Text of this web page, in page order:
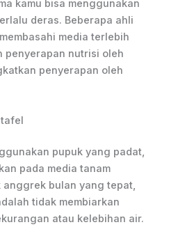
kamu bisa menggunakan
deras. Beberapa ahli
media terlebih
penyerapan nutrisi oleh
penyerapan oleh
pupuk yang padat,
pada media tanam
anggrek bulan yang tepat,
tidak membiarkan
atau kelebihan air.